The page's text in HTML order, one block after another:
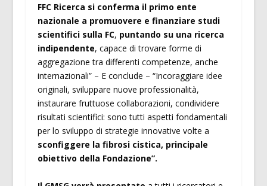
FFC Ricerca si conferma il primo ente
nazionale a promuovere e finanziare studi
scientifici sulla FC, puntando su una ricerca
indipendente, capace di trovare forme di
aggregazione tra differenti competenze, anche
internazionali” – E conclude – “Incoraggiare idee
originali, sviluppare nuove professionalità,
instaurare fruttuose collaborazioni, condividere
risultati scientifici: sono tutti aspetti fondamentali
per lo sviluppo di strategie innovative volte a
sconfiggere la fibrosi cistica, principale
obiettivo della Fondazione”.